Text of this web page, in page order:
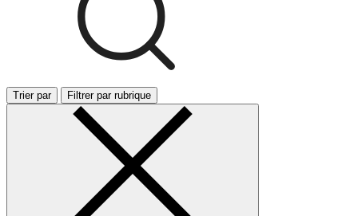
Trier par Filtrer par rubrique